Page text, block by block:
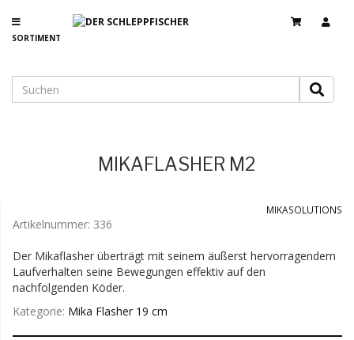
SORTIMENT
MIKAFLASHER M2
MIKASOLUTIONS
Artikelnummer: 336
Der Mikaflasher überträgt mit seinem äußerst hervorragendem
Laufverhalten seine Bewegungen effektiv auf den
nachfolgenden Köder.
Kategorie: Mika Flasher 19 cm